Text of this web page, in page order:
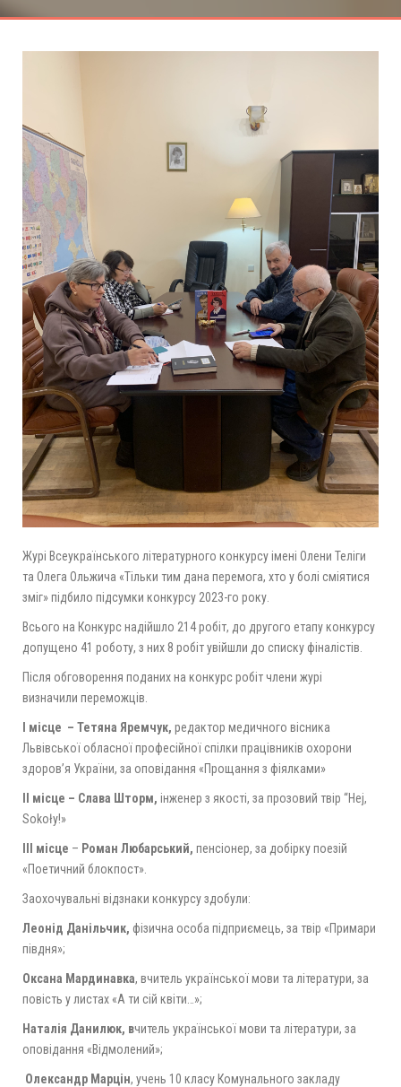
Журі Всеукраїнського літературного конкурсу імені Олени Теліги
та Олега Ольжича «Тільки тим дана перемога, хто у болі сміятися
зміг» підбило підсумки конкурсу 2023-го року.
Всього на Конкурс надійшло 214 робіт, до другого етапу конкурсу
допущено 41 роботу, з них 8 робіт увійшли до списку фіналістів.
Після обговорення поданих на конкурс робіт члени журі
визначили переможців.
І місце – Тетяна Яремчук, редактор медичного вісника
Львівської обласної професійної спілки працівників охорони
здоров’я України, за оповідання «Прощання з фіялками»
II місце – Слава Шторм, інженер з якості, за прозовий твір “Hej,
Sokoły!»
ІІІ місце – Роман Любарський, пенсіонер, за добірку поезій
«Поетичний блокпост».
Заохочувальні відзнаки конкурсу здобули:
Леонід Данільчик, фізична особа підприємець, за твір «Примари
півдня»;
Оксана Мардинавка, вчитель української мови та літератури, за
повість у листах «А ти сій квіти…»;
Наталія Данилюк, вчитель української мови та літератури, за
оповідання «Відмолений»;
Олександр Марцін, учень 10 класу Комунального закладу